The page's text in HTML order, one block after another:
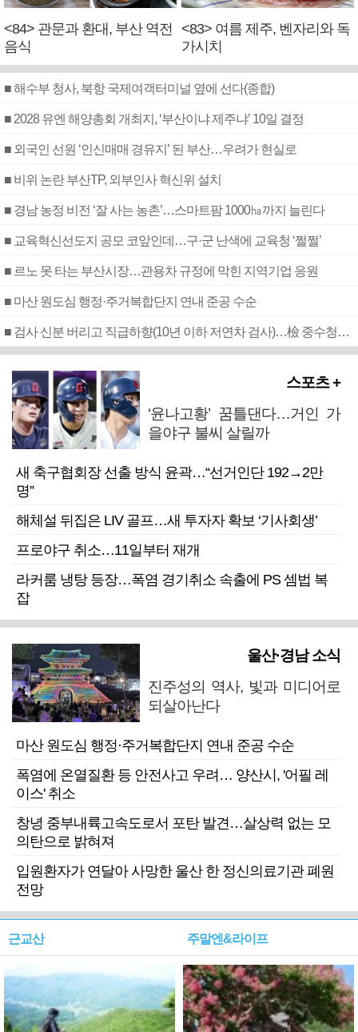
<84> 관문과 환대, 부산 역전
음식
<83> 여름 제주, 벤자리와 독
가시치
■ 해수부 청사, 북항 국제여객터미널 옆에 선다(종합)
■ 2028 유엔 해양총회 개최지, ‘부산이냐 제주냐’ 10일 결정
■ 외국인 선원 ‘인신매매 경유지’ 된 부산…우려가 현실로
■ 비위 논란 부산TP, 외부인사 혁신위 설치
■ 경남 농정 비전 ‘잘 사는 농촌’…스마트팜 1000㏊까지 늘린다
■ 교육혁신선도지 공모 코앞인데…구·군 난색에 교육청 ‘쩔쩔’
■ 르노 못 타는 부산시장…관용차 규정에 막힌 지역기업 응원
■ 마산 원도심 행정·주거복합단지 연내 준공 수순
■ 검사 신분 버리고 직급하향(10년 이하 저연차 검사)…檢 중수청행 기피
스포츠 +
‘윤나고황’ 꿈틀댄다…거인 가
을야구 불씨 살릴까
새 축구협회장 선출 방식 윤곽…“선거인단 192→2만
명”
해체설 뒤집은 LIV 골프…새 투자자 확보 ‘기사회생’
프로야구 취소…11일부터 재개
라커룸 냉탕 등장…폭염 경기취소 속출에 PS 셈법 복
잡
울산·경남 소식
진주성의 역사, 빛과 미디어로
되살아난다
마산 원도심 행정·주거복합단지 연내 준공 수순
폭염에 온열질환 등 안전사고 우려… 양산시, '어필 레
이스' 취소
창녕 중부내륙고속도로서 포탄 발견…살상력 없는 모
의탄으로 밝혀져
입원환자가 연달아 사망한 울산 한 정신의료기관 폐원
전망
근교산 주말엔&라이프